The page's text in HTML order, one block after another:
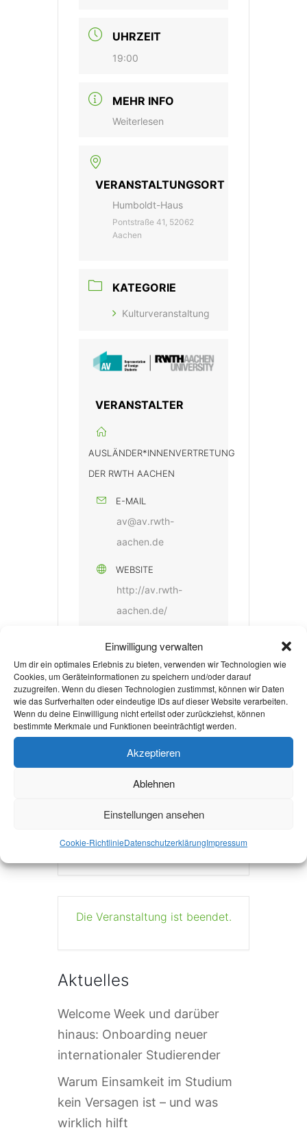
Einwilligung verwalten
Um dir ein optimales Erlebnis zu bieten, verwenden wir Technologien wie
Cookies, um Geräteinformationen zu speichern und/oder darauf
zuzugreifen. Wenn du diesen Technologien zustimmst, können wir Daten
wie das Surfverhalten oder eindeutige IDs auf dieser Website verarbeiten.
Wenn du deine Einwilligung nicht erteilst oder zurückziehst, können
bestimmte Merkmale und Funktionen beeinträchtigt werden.
Akzeptieren
Ablehnen
Einstellungen ansehen
Cookie-RichtlinieDatenschutzerklärungImpressum
UHRZEIT
19:00
MEHR INFO
Weiterlesen
VERANSTALTUNGSORT
Humboldt-Haus
Pontstraße 41, 52062
Aachen
KATEGORIE
Kulturveranstaltung
VERANSTALTER
AUSLÄNDER*INNENVERTRETUNG
DER RWTH AACHEN
E-MAIL
av@av.rwth-
aachen.de
WEBSITE
http://av.rwth-
aachen.de/
Weiterlesen
+ iCal / Outlook export
Die Veranstaltung ist beendet.
Aktuelles
Welcome Week und darüber
hinaus: Onboarding neuer
internationaler Studierender
Warum Einsamkeit im Studium
kein Versagen ist – und was
wirklich hilft